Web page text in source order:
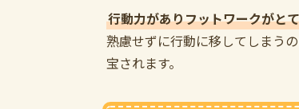
行動力がありフットワークがと
熟慮せずに行動に移してしまう
宝されます。